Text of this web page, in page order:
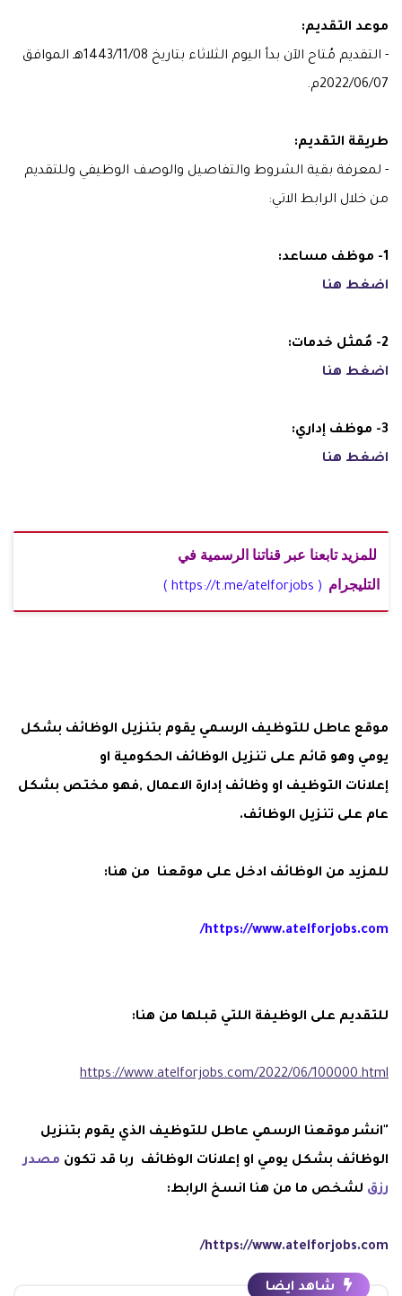
موعد التقديم:
- التقديم مُتاح الآن بدأ اليوم الثلاثاء بتاريخ 1443/11/08هـ الموافق
2022/06/07م.
طريقة التقديم:
- لمعرفة بقية الشروط والتفاصيل والوصف الوظيفي وللتقديم
من خلال الرابط الاتي:
1- موظف مساعد:
اضغط هنا
2- مُمثل خدمات:
اضغط هنا
3- موظف إداري:
اضغط هنا
للمزيد تابعنا عبر قناتنا الرسمية في
التليجرام ( https://t.me/atelforjobs )
موقع عاطل للتوظيف الرسمي يقوم بتنزيل الوظائف بشكل
يومي وهو قائم على تنزيل الوظائف الحكومية او
إعلانات التوظيف او وظائف إدارة الاعمال ,فهو مختص بشكل
عام على تنزيل الوظائف.
للمزيد من الوظائف ادخل على موقعنا من هنا:
https://www.atelforjobs.com/
للتقديم على الوظيفة اللتي قبلها من هنا:
https://www.atelforjobs.com/2022/06/100000.html
"انشر موقعنا الرسمي عاطل للتوظيف الذي يقوم بتنزيل
الوظائف بشكل يومي او إعلانات الوظائف ربا قد تكون مصدر
رزق لشخص ما من هنا انسخ الرابط:
https://www.atelforjobs.com/
شاهد ايضا